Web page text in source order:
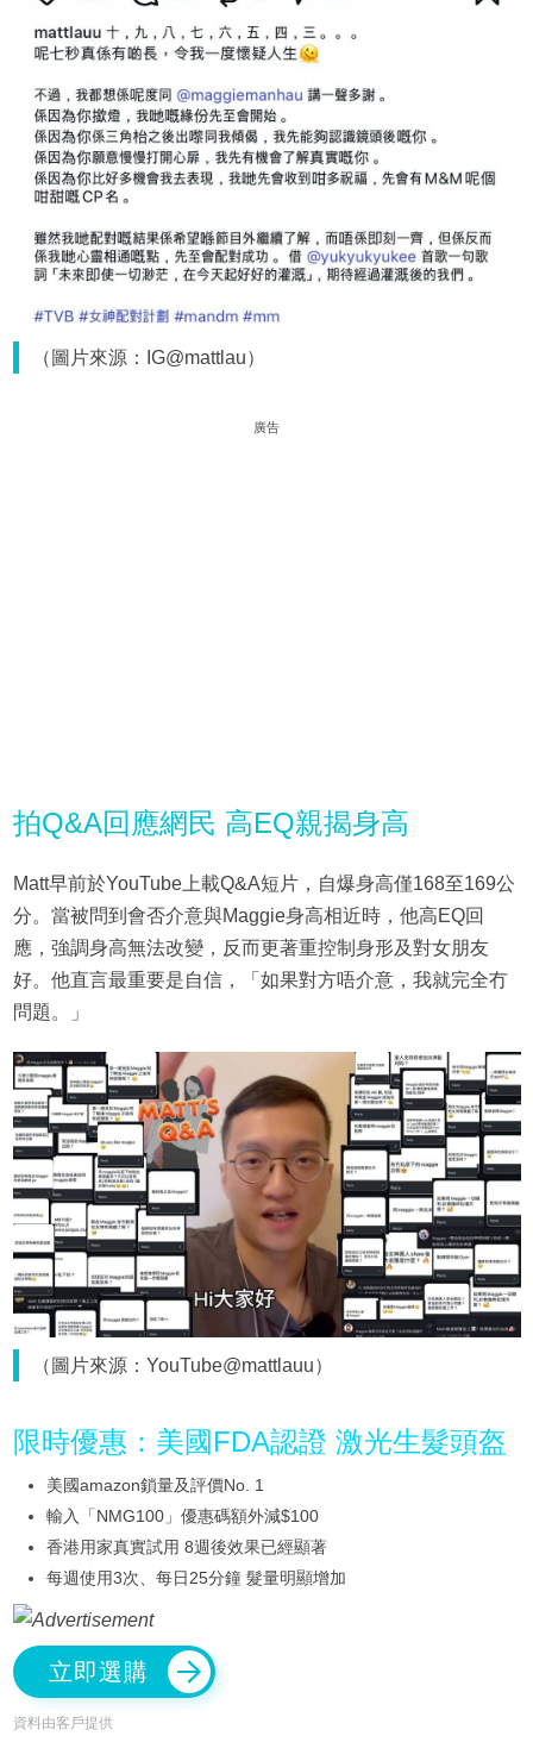
（圖片來源：IG@mattlau）
廣告
拍Q&A回應網民 高EQ親揭身高
Matt早前於YouTube上載Q&A短片，自爆身高僅168至169公
分。當被問到會否介意與Maggie身高相近時，他高EQ回
應，強調身高無法改變，反而更著重控制身形及對女朋友
好。他直言最重要是自信，「如果對方唔介意，我就完全冇
問題。」
（圖片來源：YouTube@mattlauu）
限時優惠：美國FDA認證 激光生髮頭盔
美國amazon鎖量及評價No. 1
輸入「NMG100」優惠碼額外減$100
香港用家真實試用 8週後效果已經顯著
每週使用3次、每日25分鐘 髮量明顯增加
立即選購
資料由客戶提供